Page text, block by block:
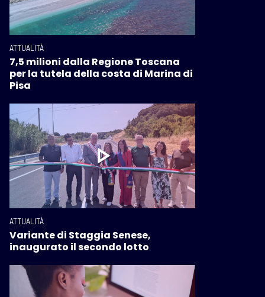
ATTUALITÀ
7,5 milioni dalla Regione Toscana
per la tutela della costa di Marina di
Pisa
ATTUALITÀ
Variante di Staggia Senese,
inaugurato il secondo lotto